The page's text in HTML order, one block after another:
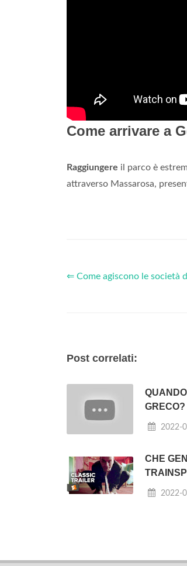
Come arrivare a
Raggiungere il parco è
attraverso Massarosa,
⇐ Come agiscono le società
Post correlati:
GRECO?
2022-
CHE
2022-